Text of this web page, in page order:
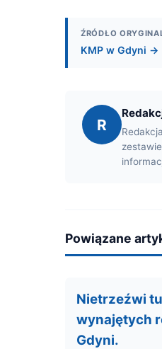
ŹRÓDŁO
KMP w Gdyni →
R
Powiązane
Nietrzeźwi
wynajętych
Gdyni.